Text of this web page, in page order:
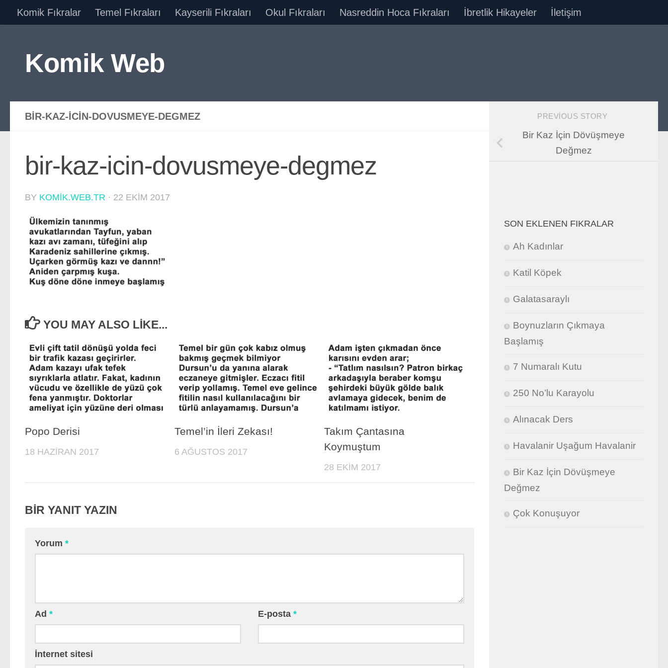
Skip to content
Komik Fıkralar Temel Fıkraları Kayserili Fıkraları Okul Fıkraları Nasreddin Hoca Fıkraları İbretlik Hikayeler İletişim
Komik Web
BIR-KAZ-ICIN-DOVUSMEYE-DEGMEZ
bir-kaz-icin-dovusmeye-degmez
BY KOMIK.WEB.TR · 22 EKIM 2017
YOU MAY ALSO LIKE...
Popo Derisi
18 HAZIRAN 2017
Temel’in İleri Zekası!
6 AĞUSTOS 2017
Takım Çantasına
Koymuştum
28 EKIM 2017
BIR YANIT YAZIN
Yorum *
Ad * E-posta*
İnternet sitesi
PREVIOUS STORY
Bir Kaz İçin Dövüşmeye
Değmez
SON EKLENEN FIKRALAR
Ah Kadınlar
Katil Köpek
Galatasaraylı
Boynuzların Çıkmaya
Başlamış
7 Numaralı Kutu
250 No’lu Karayolu
Alınacak Ders
Havalanir Uşağum Havalanir
Bir Kaz İçin Dövüşmeye
Değmez
Çok Konuşuyor